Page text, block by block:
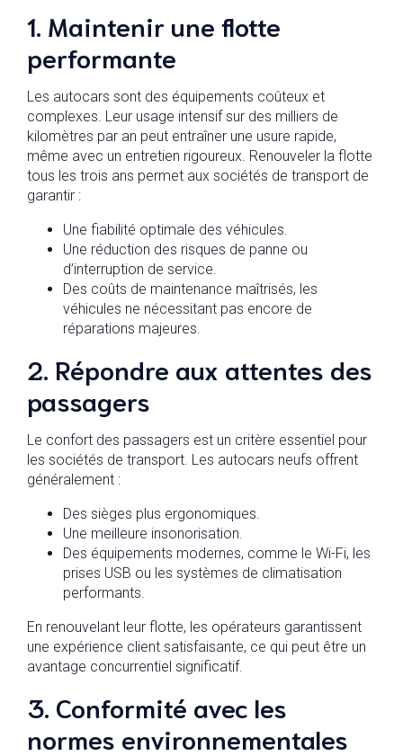
1. Maintenir une flotte
performante
Les autocars sont des équipements coûteux et
complexes. Leur usage intensif sur des milliers de
kilomètres par an peut entraîner une usure rapide,
même avec un entretien rigoureux. Renouveler la flotte
tous les trois ans permet aux sociétés de transport de
garantir :
Une fiabilité optimale des véhicules.
Une réduction des risques de panne ou
d’interruption de service.
Des coûts de maintenance maîtrisés, les
véhicules ne nécessitant pas encore de
réparations majeures.
2. Répondre aux attentes des
passagers
Le confort des passagers est un critère essentiel pour
les sociétés de transport. Les autocars neufs offrent
généralement :
Des sièges plus ergonomiques.
Une meilleure insonorisation.
Des équipements modernes, comme le Wi-Fi, les
prises USB ou les systèmes de climatisation
performants.
En renouvelant leur flotte, les opérateurs garantissent
une expérience client satisfaisante, ce qui peut être un
avantage concurrentiel significatif.
3. Conformité avec les
normes environnementales